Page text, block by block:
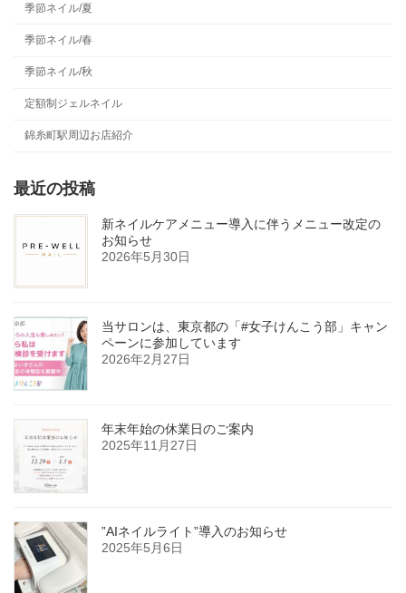
季節ネイル/夏
季節ネイル/春
季節ネイル/秋
定額制ジェルネイル
錦糸町駅周辺お店紹介
最近の投稿
新ネイルケアメニュー導入に伴うメニュー改定の
お知らせ
2026年5月30日
当サロンは、東京都の「#女子けんこう部」キャン
ペーンに参加しています
2026年2月27日
年末年始の休業日のご案内
2025年11月27日
”AIネイルライト”導入のお知らせ
2025年5月6日